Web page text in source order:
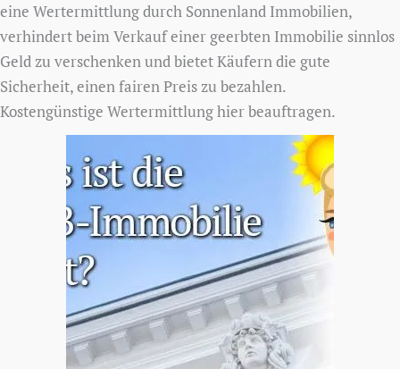
eine Wertermittlung durch Sonnenland Immobilien,
verhindert beim Verkauf einer geerbten Immobilie sinnlos
Geld zu verschenken und bietet Käufern die gute
Sicherheit, einen fairen Preis zu bezahlen.
Kostengünstige Wertermittlung hier beauftragen.